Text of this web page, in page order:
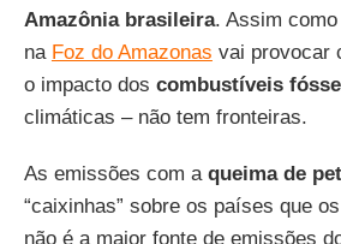
Amazônia brasileira. Assim
na Foz do Amazonas vai provocar
o impacto dos combustíveis
climáticas – não tem fronteiras.
As emissões com a queima de
“caixinhas” sobre os países que
não é a maior fonte de emissões